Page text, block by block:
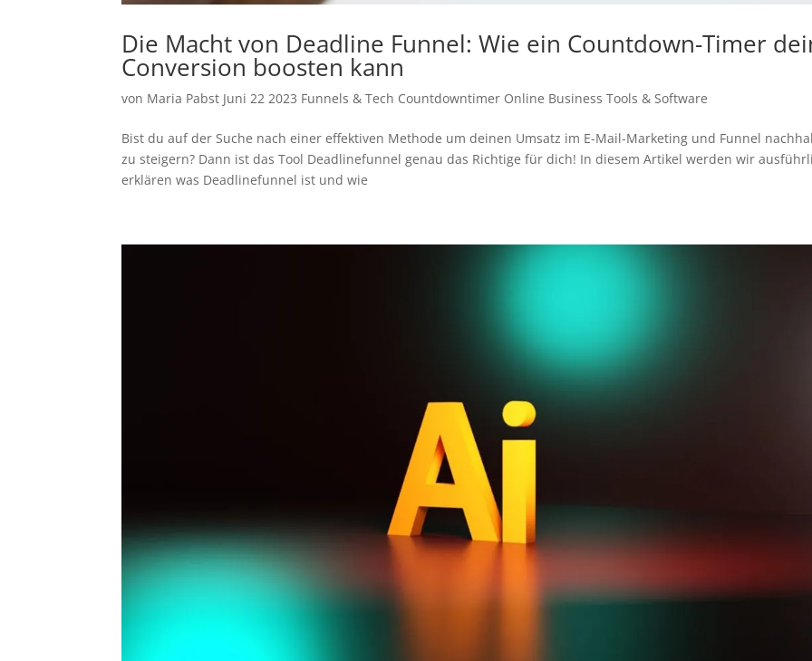
Die Macht von Deadline Funnel: Wie ein Countdown-Timer
Conversion boosten kann
von Maria Pabst Juni 22 2023 Funnels & Tech Countdowntimer Online Business Tools & Software
Bist du auf der Suche nach einer effektiven Methode um deinen Umsatz im E-Mail-Marketing und Funnel
zu steigern? Dann ist das Tool Deadlinefunnel genau das Richtige für dich! In diesem Artikel werden wir
erklären was Deadlinefunnel ist und wie